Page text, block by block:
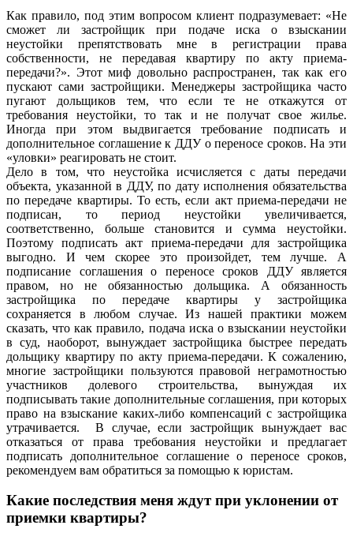
Как правило, под этим вопросом клиент подразумевает: «Не
сможет ли застройщик при подаче иска о взыскании
неустойки препятствовать мне в регистрации права
собственности, не передавая квартиру по акту приема-
передачи?». Этот миф довольно распространен, так как его
пускают сами застройщики. Менеджеры застройщика часто
пугают дольщиков тем, что если те не откажутся от
требования неустойки, то так и не получат свое жилье.
Иногда при этом выдвигается требование подписать и
дополнительное соглашение к ДДУ о переносе сроков. На эти
«уловки» реагировать не стоит.
Дело в том, что неустойка исчисляется с даты передачи
объекта, указанной в ДДУ, по дату исполнения обязательства
по передаче квартиры. То есть, если акт приема-передачи не
подписан, то период неустойки увеличивается,
соответственно, больше становится и сумма неустойки.
Поэтому подписать акт приема-передачи для застройщика
выгодно. И чем скорее это произойдет, тем лучше. А
подписание соглашения о переносе сроков ДДУ является
правом, но не обязанностью дольщика. А обязанность
застройщика по передаче квартиры у застройщика
сохраняется в любом случае. Из нашей практики можем
сказать, что как правило, подача иска о взыскании неустойки
в суд, наоборот, вынуждает застройщика быстрее передать
дольщику квартиру по акту приема-передачи. К сожалению,
многие застройщики пользуются правовой неграмотностью
участников долевого строительства, вынуждая их
подписывать такие дополнительные соглашения, при которых
право на взыскание каких-либо компенсаций с застройщика
утрачивается. В случае, если застройщик вынуждает вас
отказаться от права требования неустойки и предлагает
подписать дополнительное соглашение о переносе сроков,
рекомендуем вам обратиться за помощью к юристам.
Какие последствия меня ждут при уклонении от
приемки квартиры?